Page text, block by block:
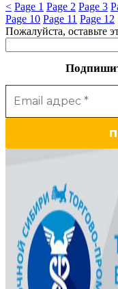
< Page 1 Page 2 Page 3
Page 10 Page 11 Page 12
Пожалуйста, оставьте